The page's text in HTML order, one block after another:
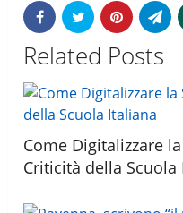
Related Posts
Come Digitalizzare
Criticità della Scuola